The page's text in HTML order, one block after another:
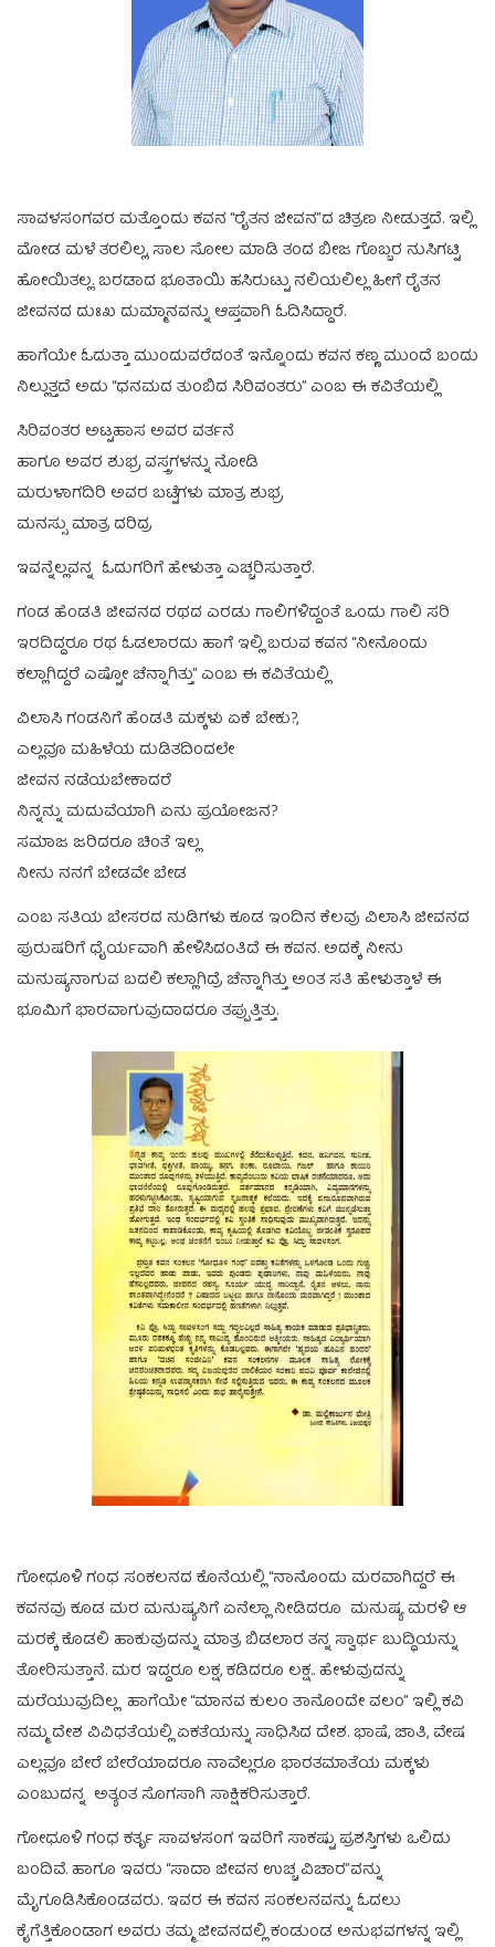
ಸಾವಳಸಂಗವರ ಮತ್ತೊಂದು ಕವನ “ರೈತನ ಜೀವನ”ದ ಚಿತ್ರಣ ನೀಡುತ್ತದೆ. ಇಲ್ಲಿ
ಮೋಡ ಮಳೆ ತರಲಿಲ್ಲ, ಸಾಲ ಸೋಲ ಮಾಡಿ ತಂದ ಬೀಜ ಗೊಬ್ಬರ ನುಸಿಗಟ್ಟಿ
ಹೋಯಿತಲ್ಲ. ಬರಡಾದ ಭೂತಾಯಿ ಹಸಿರುಟ್ಟು ನಲಿಯಲಿಲ್ಲ ಹೀಗೆ ರೈತನ
ಜೀವನದ ದುಃಖ ದುಮ್ಮಾನವನ್ನು ಆಪ್ತವಾಗಿ ಓದಿಸಿದ್ದಾರೆ.
ಹಾಗೆಯೇ ಓದುತ್ತಾ ಮುಂದುವರೆದಂತೆ ಇನ್ನೊಂದು ಕವನ ಕಣ್ಣ ಮುಂದೆ ಬಂದು
ನಿಲ್ಲುತ್ತದೆ ಅದು “ಧನಮದ ತುಂಬಿದ ಸಿರಿವಂತರು” ಎಂಬ ಈ ಕವಿತೆಯಲ್ಲಿ
ಸಿರಿವಂತರ ಅಟ್ಟಹಾಸ ಅವರ ವರ್ತನೆ
ಹಾಗೂ ಅವರ ಶುಭ್ರ ವಸ್ತ್ರಗಳನ್ನು ನೋಡಿ
ಮರುಳಾಗದಿರಿ ಅವರ ಬಟ್ಟೆಗಳು ಮಾತ್ರ ಶುಭ್ರ
ಮನಸ್ಸು ಮಾತ್ರ ದರಿದ್ರ
ಇವನ್ನೆಲ್ಲವನ್ನ ಓದುಗರಿಗೆ ಹೇಳುತ್ತಾ ಎಚ್ಚರಿಸುತ್ತಾರೆ.
ಗಂಡ ಹೆಂಡತಿ ಜೀವನದ ರಥದ ಎರಡು ಗಾಲಿಗಳಿದ್ದಂತೆ ಒಂದು ಗಾಲಿ ಸರಿ
ಇರದಿದ್ದರೂ ರಥ ಓಡಲಾರದು ಹಾಗೆ ಇಲ್ಲಿ ಬರುವ ಕವನ “ನೀನೊಂದು
ಕಲ್ಲಾಗಿದ್ದರೆ ಎಷ್ಟೋ ಚೆನ್ನಾಗಿತ್ತು” ಎಂಬ ಈ ಕವಿತೆಯಲ್ಲಿ
ವಿಲಾಸಿ ಗಂಡನಿಗೆ ಹೆಂಡತಿ ಮಕ್ಕಳು ಏಕೆ ಬೇಕು?,
ಎಲ್ಲವೂ ಮಹಿಳೆಯ ದುಡಿತದಿಂದಲೇ
ಜೀವನ ನಡೆಯಬೇಕಾದರೆ
ನಿನ್ನನ್ನು ಮದುವೆಯಾಗಿ ಏನು ಪ್ರಯೋಜನ?
ಸಮಾಜ ಜರಿದರೂ ಚಿಂತೆ ಇಲ್ಲ
ನೀನು ನನಗೆ ಬೇಡವೇ ಬೇಡ
ಎಂಬ ಸತಿಯ ಬೇಸರದ ನುಡಿಗಳು ಕೂಡ ಇಂದಿನ ಕೆಲವು ವಿಲಾಸಿ ಜೀವನದ
ಪುರುಷರಿಗೆ ಧೈರ್ಯವಾಗಿ ಹೇಳಿಸಿದಂತಿದೆ ಈ ಕವನ. ಅದಕ್ಕೆ ನೀನು
ಮನುಷ್ಯನಾಗುವ ಬದಲಿ ಕಲ್ಲಾಗಿದ್ರೆ ಚೆನ್ನಾಗಿತ್ತು ಅಂತ ಸತಿ ಹೇಳುತ್ತಾಳೆ ಈ
ಭೂಮಿಗೆ ಭಾರವಾಗುವುದಾದರೂ ತಪ್ಪುತ್ತಿತ್ತು.
ಗೋಧೂಳಿ ಗಂಧ ಸಂಕಲನದ ಕೊನೆಯಲ್ಲಿ “ನಾನೊಂದು ಮರವಾಗಿದ್ದರೆ ಈ
ಕವನವು ಕೂಡ ಮರ ಮನುಷ್ಯನಿಗೆ ಏನೆಲ್ಲಾ ನೀಡಿದರೂ ಮನುಷ್ಯ ಮರಳಿ ಆ
ಮರಕ್ಕೆ ಕೊಡಲಿ ಹಾಕುವುದನ್ನು ಮಾತ್ರ ಬಿಡಲಾರ ತನ್ನ ಸ್ವಾರ್ಥ ಬುದ್ಧಿಯನ್ನು
ತೋರಿಸುತ್ತಾನೆ. ಮರ ಇದ್ದರೂ ಲಕ್ಷ, ಕಡಿದರೂ ಲಕ್ಷ.. ಹೇಳುವುದನ್ನು
ಮರೆಯುವುದಿಲ್ಲ ಹಾಗೆಯೇ “ಮಾನವ ಕುಲಂ ತಾನೊಂದೇ ವಲಂ” ಇಲ್ಲಿ ಕವಿ
ನಮ್ಮ ದೇಶ ವಿವಿಧತೆಯಲ್ಲಿ ಏಕತೆಯನ್ನು ಸಾಧಿಸಿದ ದೇಶ. ಭಾಷೆ, ಜಾತಿ, ವೇಷ
ಎಲ್ಲವೂ ಬೇರೆ ಬೇರೆಯಾದರೂ ನಾವೆಲ್ಲರೂ ಭಾರತಮಾತೆಯ ಮಕ್ಕಳು
ಎಂಬುದನ್ನ ಅತ್ಯಂತ ಸೊಗಸಾಗಿ ಸಾಕ್ಷಿಕರಿಸುತ್ತಾರೆ.
ಗೋಧೂಳಿ ಗಂಧ ಕರ್ತೃ ಸಾವಳಸಂಗ ಇವರಿಗೆ ಸಾಕಷ್ಟು ಪ್ರಶಸ್ತಿಗಳು ಒಲಿದು
ಬಂದಿವೆ. ಹಾಗೂ ಇವರು “ಸಾದಾ ಜೀವನ ಉಚ್ಚ ವಿಚಾರ”ವನ್ನು
ಮೈಗೂಡಿಸಿಕೊಂಡವರು. ಇವರ ಈ ಕವನ ಸಂಕಲನವನ್ನು ಓದಲು
ಕೈಗೆತ್ತಿಕೊಂಡಾಗ ಅವರು ತಮ್ಮ ಜೀವನದಲ್ಲಿ ಕಂಡುಂಡ ಅನುಭವಗಳನ್ನ ಇಲ್ಲಿ